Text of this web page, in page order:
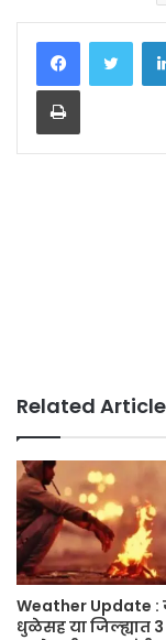
Print
Related
Weather Update
धुळेसह या जिल्ह्यात 3